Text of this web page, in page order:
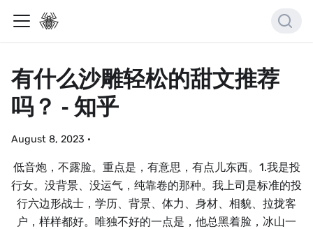
有什么沙雕轻松的甜文推荐
吗？ - 知乎
August 8, 2023 ·
低音炮，不露脸。重点是，有意思，有点儿东西。1.我是投
行女。没背景、没运气，纯靠卷的那种。我上司是标准的投
行六边形战士，学历、背景、体力、身材、相貌、拉拢客
户，样样都好。唯独不好的⼀点是，他总黑着脸，冰山⼀